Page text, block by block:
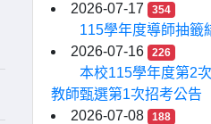
2026-07-17
354
115學年度導師抽籤
2026-07-16
226
本校115學年度第2
教師甄選第1次招考公告
2026-07-08
188